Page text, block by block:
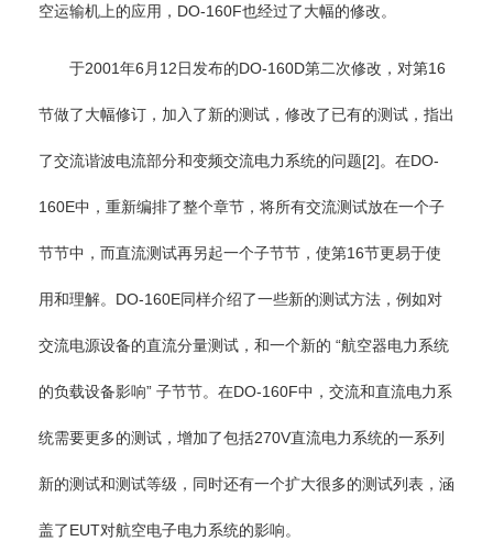
空运输机上的应用，DO-160F也经过了大幅的修改。
于2001年6月12日发布的DO-160D第二次修改，对第16
节做了大幅修订，加入了新的测试，修改了已有的测试，指出
了交流谐波电流部分和变频交流电力系统的问题[2]。在DO-
160E中，重新编排了整个章节，将所有交流测试放在一个子
节节中，而直流测试再另起一个子节节，使第16节更易于使
用和理解。DO-160E同样介绍了一些新的测试方法，例如对
交流电源设备的直流分量测试，和一个新的 “航空器电力系统
的负载设备影响” 子节节。在DO-160F中，交流和直流电力系
统需要更多的测试，增加了包括270V直流电力系统的一系列
新的测试和测试等级，同时还有一个扩大很多的测试列表，涵
盖了EUT对航空电子电力系统的影响。